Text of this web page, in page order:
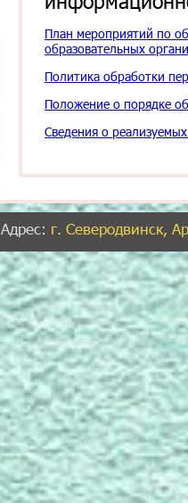
План мероприятий по
образовательных
Политика обработки
Положение о порядке
Сведения о
Адрес: г. Северодвинск,